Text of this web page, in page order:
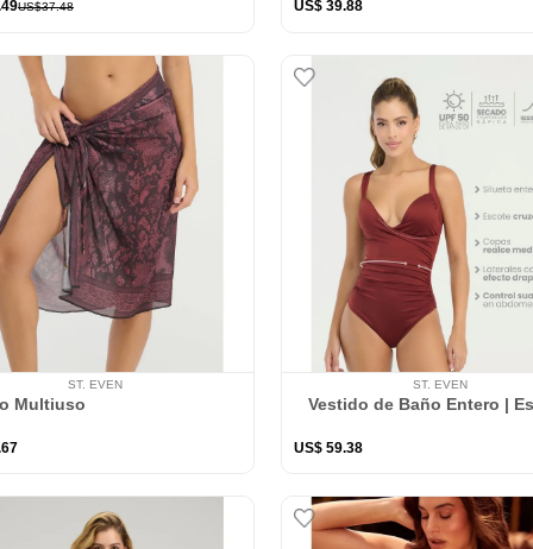
US$37.48
49 US$ 39.88
ST. EVEN
Multiuso
67
ST. EVEN
Vestido de Baño Entero |
US$ 59.38